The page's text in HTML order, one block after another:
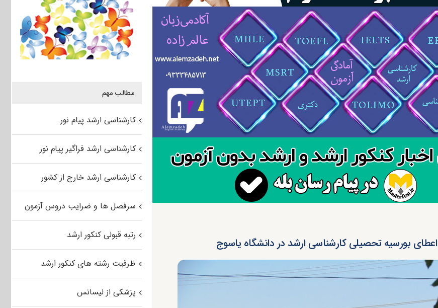
اعطای بورسیه تحصیلی کارشناسی ارشد در دانشگاه یاسوج
مطالب مهم
کارشناسی ارشد پیام نور
کارشناسی ارشد فراگیر پیام نور
کارشناسی ارشد خارج از کشور
سرفصل ها و ضرایب دروس آزمون
رتبه قبولی کنکور ارشد
ظرفیت رشته های کنکور ارشد
پزشکی از لیسانس